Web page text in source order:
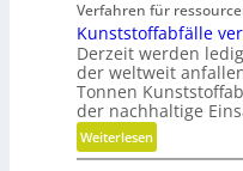
o
d
u
l
a
r
e
Verfahren für
Kunststoffabfälle
Derzeit werden
der weltweit
Tonnen
der nachhaltige
Weiterlesen:
K